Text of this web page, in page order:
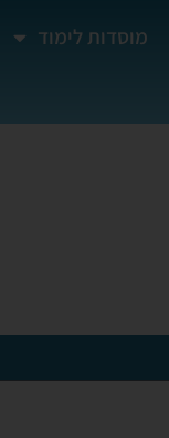
מוסדות לימוד